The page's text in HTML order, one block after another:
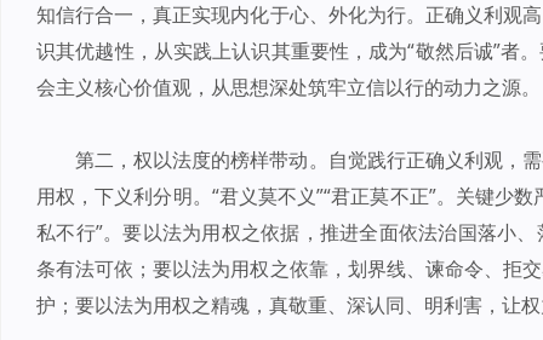
知信行合一，真正实现内化于心、外化为行。正确义利观
识其优越性，从实践上认识其重要性，成为“敬然后诚”者
会主义核心价值观，从思想深处筑牢立信以行的动力之源。
第二，权以法度的榜样带动。自觉践行正确义利观，
用权，下义利分明。“君义莫不义”“君正莫不正”。关键少
私不行”。要以法为用权之依据，推进全面依法治国落小
条有法可依；要以法为用权之依靠，划界线、谏命令、拒
护；要以法为用权之精魂，真敬重、深认同、明利害，让